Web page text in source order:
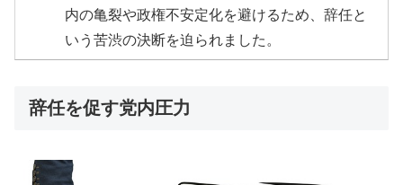
内の亀裂や政権不安定化を避けるため、辞任と
いう苦渋の決断を迫られました。
辞任を促す党内圧力